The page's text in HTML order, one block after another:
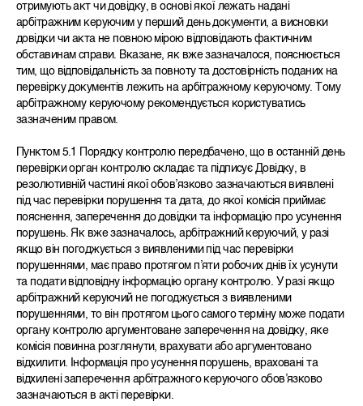
отримують акт чи довідку, в основі якої лежать надані
арбітражним керуючим у перший день документи, а висновки
довідки чи акта не повною мірою відповідають фактичним
обставинам справи. Вказане, як вже зазначалося, пояснюється
тим, що відповідальність за повноту та достовірність поданих на
перевірку документів лежить на арбітражному керуючому. Тому
арбітражному керуючому рекомендується користуватись
зазначеним правом.
Пунктом 5.1 Порядку контролю передбачено, що в останній день
перевірки орган контролю складає та підписує Довідку, в
резолютивній частині якої обов’язково зазначаються виявлені
під час перевірки порушення та дата, до якої комісія приймає
пояснення, заперечення до довідки та інформацію про усунення
порушень. Як вже зазначалось, арбітражний керуючий, у разі
якщо він погоджується з виявленими під час перевірки
порушеннями, має право протягом п’яти робочих днів їх усунути
та подати відповідну інформацію органу контролю. У разі якщо
арбітражний керуючий не погоджується з виявленими
порушеннями, то він протягом цього самого терміну може подати
органу контролю аргументоване заперечення на довідку, яке
комісія повинна розглянути, врахувати або аргументовано
відхилити. Інформація про усунення порушень, враховані та
відхилені заперечення арбітражного керуючого обов’язково
зазначаються в акті перевірки.